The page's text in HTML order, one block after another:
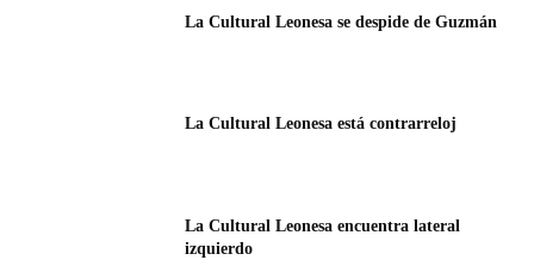
La Cultural Leonesa se despide de Guzmán
La Cultural Leonesa está contrarreloj
La Cultural Leonesa encuentra lateral
izquierdo